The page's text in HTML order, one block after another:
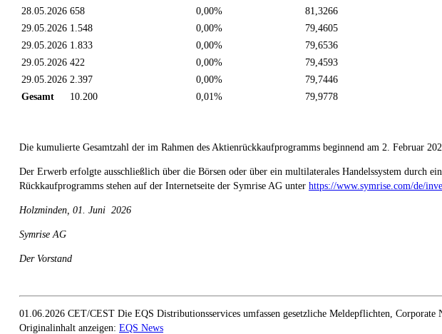
28.05.2026 658 0,00% 81,3266
29.05.2026 1.548 0,00% 79,4605
29.05.2026 1.833 0,00% 79,6536
29.05.2026 422 0,00% 79,4593
29.05.2026 2.397 0,00% 79,7446
Gesamt
10.200 0,01% 79,9778
Die kumulierte Gesamtzahl der im Rahmen des Aktienrückkaufprogramms beginnend am 2. Februar
Der Erwerb erfolgte ausschließlich über die Börsen oder über ein multilaterales Handelssystem durch
Rückkaufprogramms stehen auf der Internetseite der Symrise AG unter https://www.symrise.com/de/
Holzminden, 01. Juni 2026
Symrise AG
Der Vorstand
01.06.2026 CET/CEST Die EQS Distributionsservices umfassen gesetzliche Meldepflichten, Corporate
Originalinhalt anzeigen: EQS News